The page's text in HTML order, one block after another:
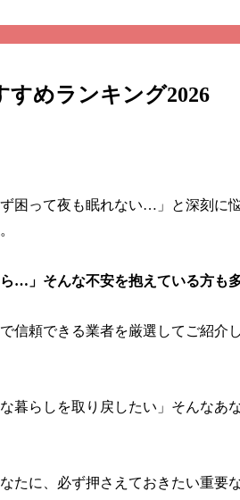
すめランキング2026
困って夜も眠れない…」と深刻に
…」そんな不安を抱えている方も多
信頼できる業者を厳選してご紹介
暮らしを取り戻したい」そんなあ
たに、必ず押さえておきたい重要